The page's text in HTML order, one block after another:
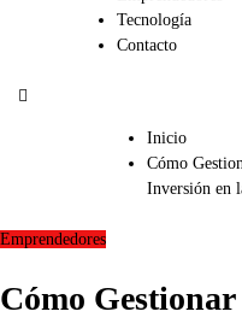
Tecnología
Contacto
Inicio
Cómo
Inversión en
Emprendedores
Cómo